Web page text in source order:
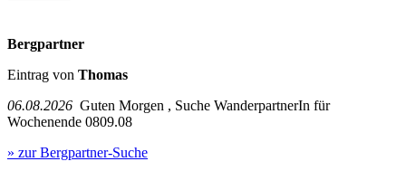
Bergpartner
Eintrag von Thomas
06.08.2026 Guten Morgen , Suche WanderpartnerIn für
Wochenende 0809.08
» zur Bergpartner-Suche